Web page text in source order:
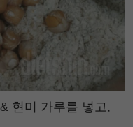
현미 가루를 넣고,